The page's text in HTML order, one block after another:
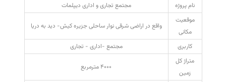
نام پروژه
مجتمع تجاری و اداری دیپلمات
موقعیت
مکانی
واقع در اراضی شرقی نوار ساحلی جزیره کیش- دید به دریا
کاربری
مجتمع -اداری - تجاری
متراژ کل
زمین
۴۰۰۰ مترمربع